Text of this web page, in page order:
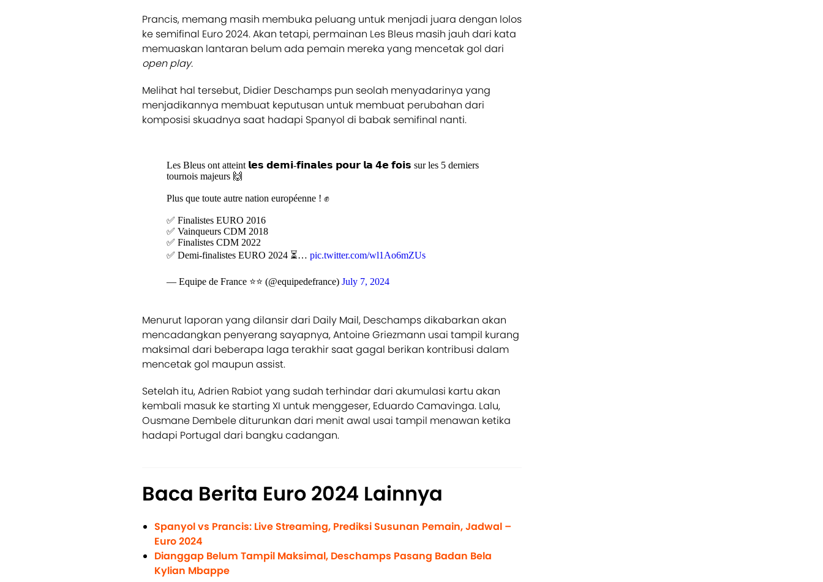
Prancis, memang masih membuka peluang untuk menjadi juara dengan lolos
ke semifinal Euro 2024. Akan tetapi, permainan Les Bleus masih jauh dari kata
memuaskan lantaran belum ada pemain mereka yang mencetak gol dari
open play.
Melihat hal tersebut, Didier Deschamps pun seolah menyadarinya yang
menjadikannya membuat keputusan untuk membuat perubahan dari
komposisi skuadnya saat hadapi Spanyol di babak semifinal nanti.
Les Bleus ont atteint 𝗹𝗲𝘀 𝗱𝗲𝗺𝗶-𝗳𝗶𝗻𝗮𝗹𝗲𝘀 𝗽𝗼𝘂𝗿 𝗹𝗮 𝟰𝗲 𝗳𝗼𝗶𝘀 sur les 5 derniers
tournois majeurs 🙌
Plus que toute autre nation européenne ! ✊
✅ Finalistes EURO 2016
✅ Vainqueurs CDM 2018
✅ Finalistes CDM 2022
✅ Demi-finalistes EURO 2024 ⏳… pic.twitter.com/wl1Ao6mZUs
— Equipe de France ⭐⭐ (@equipedefrance) July 7, 2024
Menurut laporan yang dilansir dari Daily Mail, Deschamps dikabarkan akan
mencadangkan penyerang sayapnya, Antoine Griezmann usai tampil kurang
maksimal dari beberapa laga terakhir saat gagal berikan kontribusi dalam
mencetak gol maupun assist.
Setelah itu, Adrien Rabiot yang sudah terhindar dari akumulasi kartu akan
kembali masuk ke starting XI untuk menggeser, Eduardo Camavinga. Lalu,
Ousmane Dembele diturunkan dari menit awal usai tampil menawan ketika
hadapi Portugal dari bangku cadangan.
Baca Berita Euro 2024 Lainnya
Spanyol vs Prancis: Live Streaming, Prediksi Susunan Pemain, Jadwal –
Euro 2024
Dianggap Belum Tampil Maksimal, Deschamps Pasang Badan Bela
Kylian Mbappe